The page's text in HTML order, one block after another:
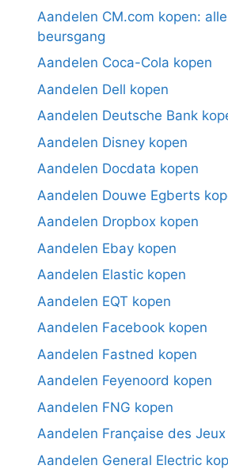
Aandelen CM.com kopen:
beursgang
Aandelen Coca-Cola kopen
Aandelen Dell kopen
Aandelen Deutsche Bank
Aandelen Disney kopen
Aandelen Docdata kopen
Aandelen Douwe Egberts
Aandelen Dropbox kopen
Aandelen Ebay kopen
Aandelen Elastic kopen
Aandelen EQT kopen
Aandelen Facebook kopen
Aandelen Fastned kopen
Aandelen Feyenoord kopen
Aandelen FNG kopen
Aandelen Française des
Aandelen General Electric